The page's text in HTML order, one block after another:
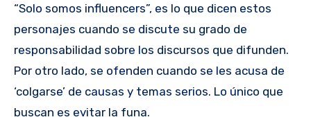
“Solo somos influencers”, es lo que dicen estos
personajes cuando se discute su grado de
responsabilidad sobre los discursos que difunden.
Por otro lado, se ofenden cuando se les acusa de
‘colgarse’ de causas y temas serios. Lo único que
buscan es evitar la funa.